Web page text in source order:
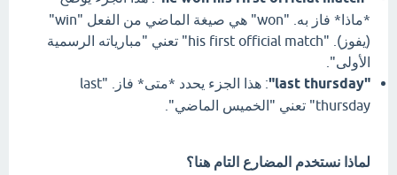
*ماذا* فاز به. "won" هي صيغة الماضي من الفعل "win"
(يفوز). "his first official match" تعني "مبارياته الرسمية
الأولى".
"last thursday"
: هذا الجزء يحدد *متى* فاز. "last
thursday" تعني "الخميس الماضي".
لماذا نستخدم المضارع التام هنا؟